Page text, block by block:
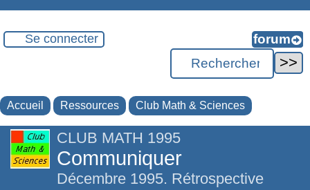
Se connecter
Accueil Ressources Club Math & Sciences
CLUB MATH 1995
Communiquer
Décembre 1995. Rétrospective